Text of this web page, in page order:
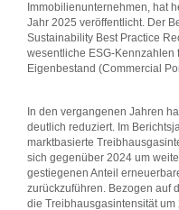
Immobilienunternehmen, hat
Jahr 2025 veröffentlicht. Der
Sustainability Best Practice
wesentliche ESG-Kennzahlen
Eigenbestand (Commercial
In den vergangenen Jahren
deutlich reduziert. Im
marktbasierte
sich gegenüber 2024 um
gestiegenen Anteil
zurückzuführen. Bezogen auf
die Treibhausgasintensität um